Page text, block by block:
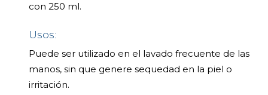
con 250 ml.
Usos:
Puede ser utilizado en el lavado frecuente de las
manos, sin que genere sequedad en la piel o
irritación.